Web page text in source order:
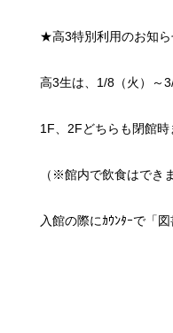
★高3特別利用のお知
高3生は、1/8（火）～
1F、2Fどちらも閉館時
（※館内で飲食はでき
入館の際にｶｳﾝﾀｰで「